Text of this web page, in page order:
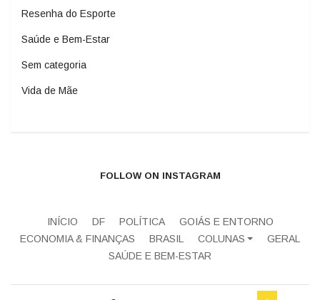
Resenha do Esporte
Saúde e Bem-Estar
Sem categoria
Vida de Mãe
FOLLOW ON INSTAGRAM
INÍCIO DF POLÍTICA
GOIÁS E ENTORNO
ECONOMIA & FINANÇAS
BRASIL COLUNAS
GERAL
SAÚDE E BEM-ESTAR